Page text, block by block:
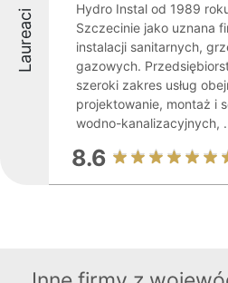
Laureaci
Hydro Instal od 1989
Szczecinie jako uznana
instalacji sanitarnych,
gazowych.
szeroki zakres usług
projektowanie, montaż i
wodno-kanalizacyjnych,
8.6